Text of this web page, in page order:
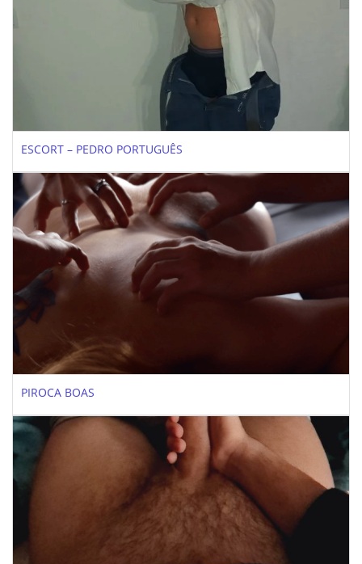
ESCORT – PEDRO PORTUGUÊS
PIROCA BOAS